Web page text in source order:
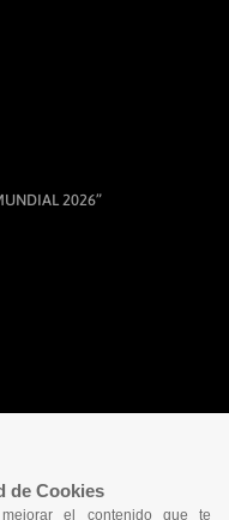
de Cookies
el contenido que te
2026”